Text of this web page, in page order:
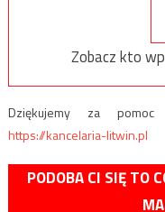
Zobacz kto
Dziękujemy za
https://kancelaria-litwin.pl
PODOBA CI SIĘ TO